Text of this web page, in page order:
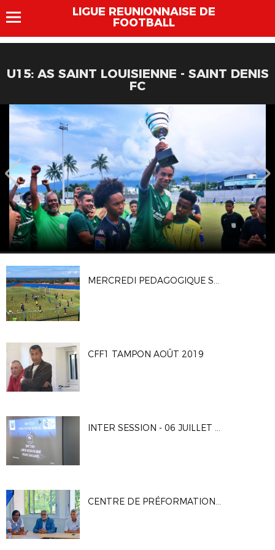
LIGUE REUNIONNAISE DE
FOOTBALL
U15: AS SAINT LOUISIENNE - SAINT DENIS
FC
MERCREDI PEDAGOGIQUE SAINTE ROSE - 04/09/2019
CFF1 TAMPON AOÛT 2019
INTER SESSION - 06 JUILLET 2019
CENTRE DE PRÉFORMATION FÉMININ DE FOOTBALL - 11/07/2019